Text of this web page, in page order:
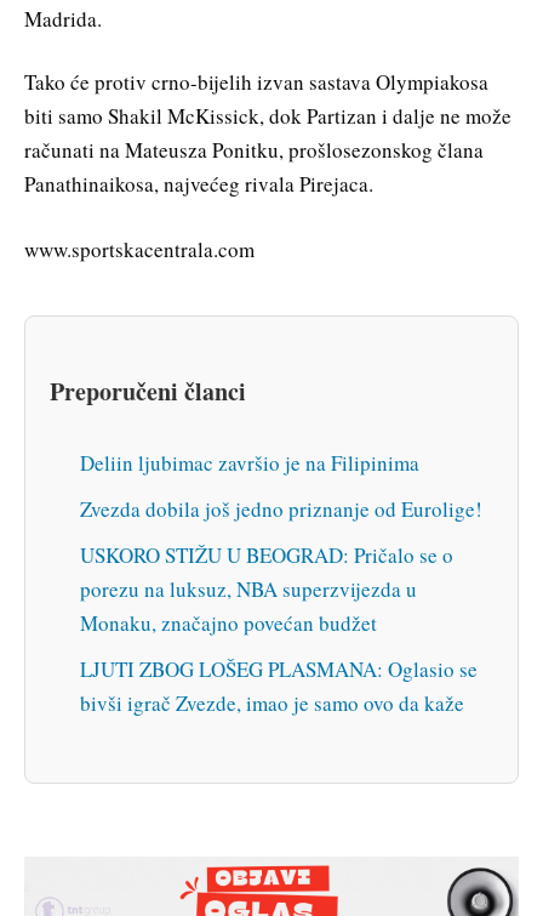
Madrida.
Tako će protiv crno-bijelih izvan sastava Olympiakosa
biti samo Shakil McKissick, dok Partizan i dalje ne može
računati na Mateusza Ponitku, prošlosezonskog člana
Panathinaikosa, najvećeg rivala Pirejaca.
www.sportskacentrala.com
Preporučeni članci
Deliin ljubimac završio je na Filipinima
Zvezda dobila još jedno priznanje od Eurolige!
USKORO STIŽU U BEOGRAD: Pričalo se o
porezu na luksuz, NBA superzvijezda u
Monaku, značajno povećan budžet
LJUTI ZBOG LOŠEG PLASMANA: Oglasio se
bivši igrač Zvezde, imao je samo ovo da kaže